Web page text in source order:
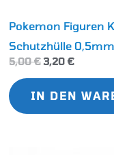
Pokemon Figuren
Schutzhülle
5,00€3,20 €
IN DEN